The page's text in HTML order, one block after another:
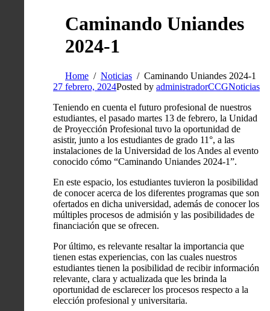
Caminando Uniandes
2024-1
Home Noticias
Caminando Uniandes 2024-1
27 febrero, 2024Posted by administradorCCGNoticias
Teniendo en cuenta el futuro profesional de nuestros
estudiantes, el pasado martes 13 de febrero, la Unidad
de Proyección Profesional tuvo la oportunidad de
asistir, junto a los estudiantes de grado 11°, a las
instalaciones de la Universidad de los Andes al evento
conocido cómo “Caminando Uniandes 2024-1”.
En este espacio, los estudiantes tuvieron la posibilidad
de conocer acerca de los diferentes programas que son
ofertados en dicha universidad, además de conocer los
múltiples procesos de admisión y las posibilidades de
financiación que se ofrecen.
Por último, es relevante resaltar la importancia que
tienen estas experiencias, con las cuales nuestros
estudiantes tienen la posibilidad de recibir información
relevante, clara y actualizada que les brinda la
oportunidad de esclarecer los procesos respecto a la
elección profesional y universitaria.